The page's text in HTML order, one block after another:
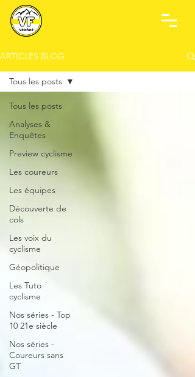
ARTICLES BLOG
Tous les posts
Analyses &
Enquêtes
Preview cyclisme
Les coureurs
Les équipes
Découverte de
cols
Les voix du
cyclisme
Géopolitique
Les Tuto
cyclisme
Nos séries - Top
10 21e siècle
Nos séries -
Coureurs sans
GT
Tous les posts